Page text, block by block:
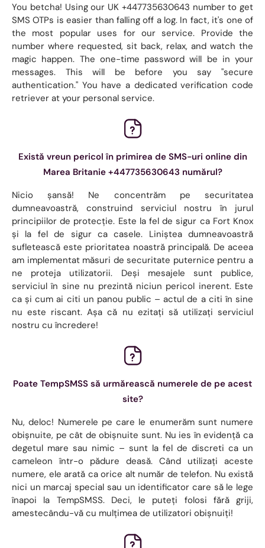
You betcha! Using our UK +447735630643 number to get
SMS OTPs is easier than falling off a log. In fact, it's one of
the most popular uses for our service. Provide the
number where requested, sit back, relax, and watch the
magic happen. The one-time password will be in your
messages. This will be before you say "secure
authentication." You have a dedicated verification code
retriever at your personal service.
Există vreun pericol în primirea de SMS-uri online din
Marea Britanie +447735630643 numărul?
Nicio șansă! Ne concentrăm pe securitatea
dumneavoastră, construind serviciul nostru în jurul
principiilor de protecție. Este la fel de sigur ca Fort Knox
și la fel de sigur ca casele. Liniștea dumneavoastră
sufletească este prioritatea noastră principală. De aceea
am implementat măsuri de securitate puternice pentru a
ne proteja utilizatorii. Deși mesajele sunt publice,
serviciul în sine nu prezintă niciun pericol inerent. Este
ca și cum ai citi un panou public – actul de a citi în sine
nu este riscant. Așa că nu ezitați să utilizați serviciul
nostru cu încredere!
Poate TempSMSS să urmărească numerele de pe acest
site?
Nu, deloc! Numerele pe care le enumerăm sunt numere
obișnuite, pe cât de obișnuite sunt. Nu ies în evidență ca
degetul mare sau nimic – sunt la fel de discreti ca un
cameleon într-o pădure deasă. Când utilizați aceste
numere, ele arată ca orice alt număr de telefon. Nu există
nici un marcaj special sau un identificator care să le lege
înapoi la TempSMSS. Deci, le puteți folosi fără griji,
amestecându-vă cu mulțimea de utilizatori obișnuiți!